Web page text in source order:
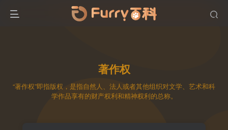
著作权
“著作权”即指版权，是指自然人、法人或者其他组织对文学、艺术和科
学作品享有的财产权利和精神权利的总称。